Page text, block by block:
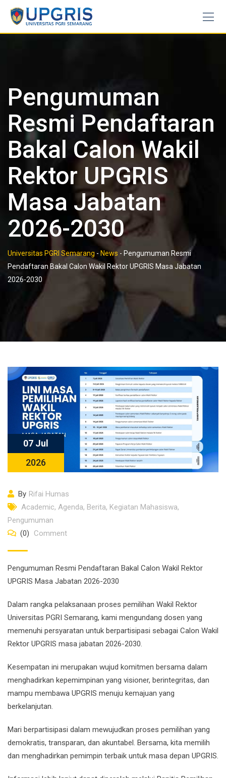
Skip
content
Pengumuman
Resmi Pendaftaran
Bakal Calon Wakil
Rektor UPGRIS
Masa Jabatan
2026-2030
Universitas PGRI Semarang - News - Pengumuman Resmi
Pendaftaran Bakal Calon Wakil Rektor UPGRIS Masa Jabatan
2026-2030
07 Jul
2026
By Rifai Humas
Academic, Agenda, Berita, Kegiatan Mahasiswa,
Pengumuman
(0)
Comment
Pengumuman Resmi Pendaftaran Bakal Calon Wakil Rektor
UPGRIS Masa Jabatan 2026-2030
Dalam rangka pelaksanaan proses pemilihan Wakil Rektor
Universitas PGRI Semarang, kami mengundang dosen yang
memenuhi persyaratan untuk berpartisipasi sebagai Calon Wakil
Rektor UPGRIS masa jabatan 2026-2030.
Kesempatan ini merupakan wujud komitmen bersama dalam
menghadirkan kepemimpinan yang visioner, berintegritas, dan
mampu membawa UPGRIS menuju kemajuan yang
berkelanjutan.
Mari berpartisipasi dalam mewujudkan proses pemilihan yang
demokratis, transparan, dan akuntabel. Bersama, kita memilih
dan menghadirkan pemimpin terbaik untuk masa depan UPGRIS.